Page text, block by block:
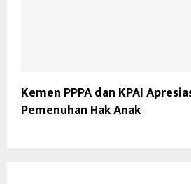
Kemen PPPA dan KPAI
Pemenuhan Hak Anak